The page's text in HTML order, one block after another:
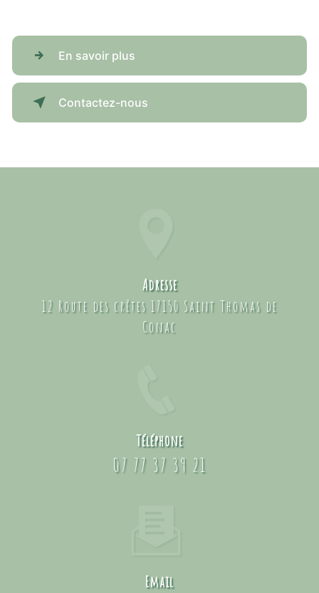
En savoir plus
Contactez-nous
Adresse
12 Route des crêtes 17150 Saint Thomas de
Conac
Téléphone
07 77 37 39 21
Email